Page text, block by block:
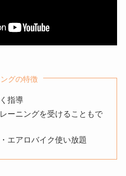
グの特徴
指導
ーニングを受けることもで
エアロバイク使い放題